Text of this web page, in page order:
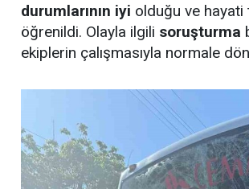
durumlarının iyi olduğu ve hayati
öğrenildi. Olayla ilgili soruşturma
ekiplerin çalışmasıyla normale